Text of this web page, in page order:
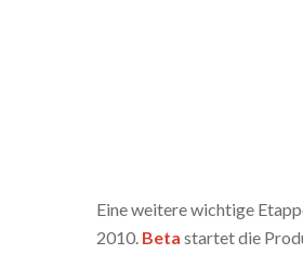
Eine weitere wichtige
2010. Beta startet die